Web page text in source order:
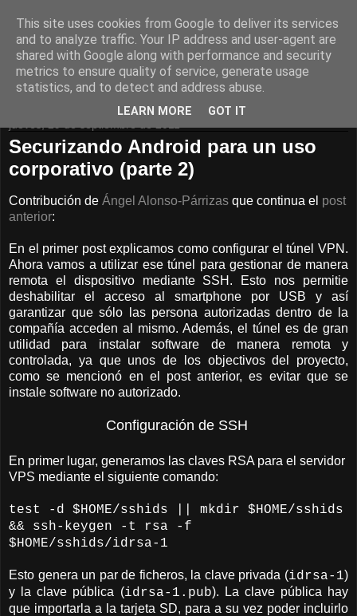
Pentester.es
Seguridad de Sistemas Informáticos
Securizando Android para un uso
corporativo (parte 2)
Contribución de Ángel Alonso-Párrizas que continua el post
anterior:
En el primer post explicamos como configurar el túnel VPN.
Ahora vamos a utilizar ese túnel para gestionar de manera
remota el dispositivo mediante SSH. Esto nos permitie
deshabilitar el acceso al smartphone por USB y así
garantizar que sólo las persona autorizadas dentro de la
compañía acceden al mismo. Además, el túnel es de gran
utilidad para instalar software de manera remota y
controlada, ya que unos de los objectivos del proyecto,
como se mencionó en el post anterior, es evitar que se
instale software no autorizado.
Configuración de SSH
En primer lugar, generamos las claves RSA para el servidor
VPS mediante el siguiente comando:
test -d $HOME/sshids || mkdir $HOME/sshids
&& ssh-keygen -t rsa -f
$HOME/sshids/idrsa-1
Esto genera un par de ficheros, la clave privada (idrsa-1)
y la clave pública (idrsa-1.pub). La clave pública hay
que importarla a la tarjeta SD, para a su vez poder incluirlo
This site uses cookies from Google to deliver its services
and to analyze traffic. Your IP address and user-agent are
shared with Google along with performance and security
metrics to ensure quality of service, generate usage
statistics, and to detect and address abuse.
LEARN MORE GOT IT